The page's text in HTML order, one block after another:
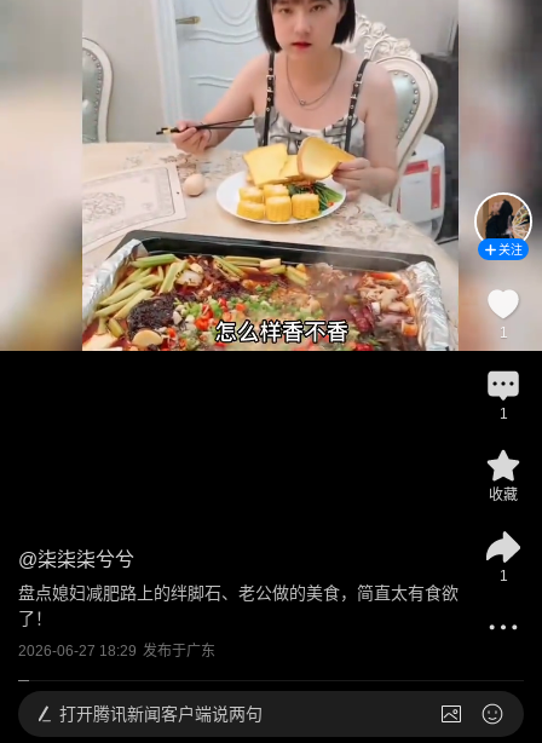
@柒柒柒兮兮
盘点媳妇减肥路上的绊脚石、老公做的美食，简直太有食欲
了！
2026-06-27 18:29 发布于广东
关注
1
1
收藏
1
打开腾讯新闻客户端说两句